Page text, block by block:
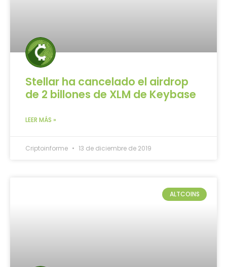
Stellar ha cancelado el airdrop
de 2 billones de XLM de Keybase
LEER MÁS »
Criptoinforme 13 de diciembre de 2019
ALTCOINS